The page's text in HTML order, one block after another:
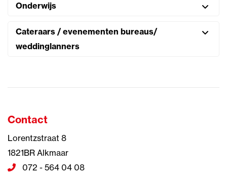
Onderwijs
Cateraars / evenementen bureaus/
weddinglanners
Contact
Lorentzstraat 8
1821BR Alkmaar
072 - 564 04 08